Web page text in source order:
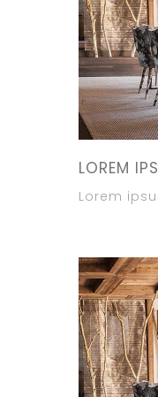
LOREM
Lorem